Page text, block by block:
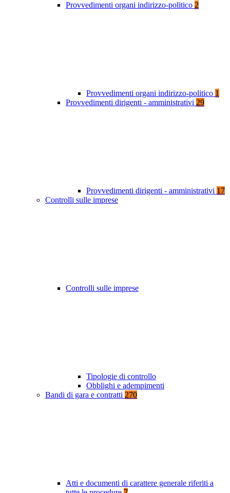
Provvedimenti organi indirizzo-politico 2
Provvedimenti organi indirizzo-politico 1
Provvedimenti dirigenti - amministrativi 29
Provvedimenti dirigenti - amministrativi 17
Controlli sulle imprese
Controlli sulle imprese
Tipologie di controllo
Obblighi e adempimenti
Bandi di gara e contratti 270
Atti e documenti di carattere generale riferiti a